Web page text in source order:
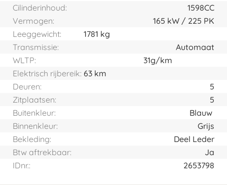
Cilinderinhoud:
1598CC
Vermogen:
165 kW 225 PK
Leeggewicht:
1781 kg
Transmissie:
Automaat
WLTP:
31g/km
Elektrisch rijbereik: 63 km
Deuren:
5
Zitplaatsen:
5
Buitenkleur:
Blauw
Binnenkleur:
Grijs
Bekleding:
Deel Leder
Btw aftrekbaar:
Ja
IDnr.:
2653798